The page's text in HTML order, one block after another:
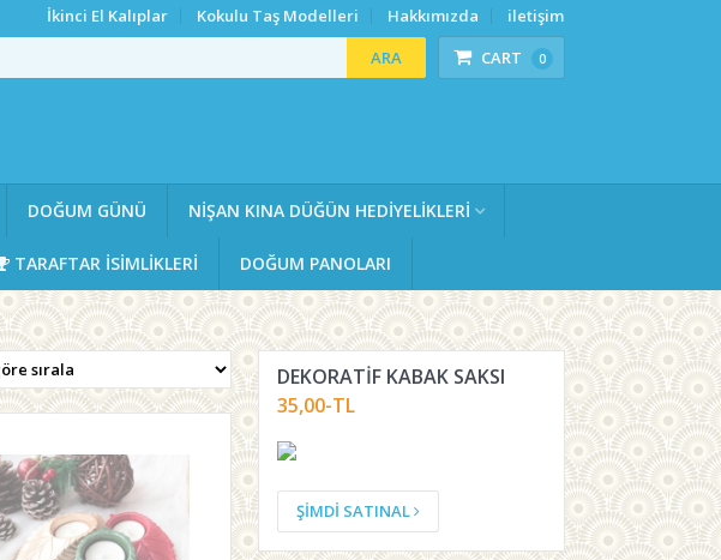
İkinci El Kalıplar Kokulu Taş Modelleri Hakkımızda
iletişim
CART
0
ARA
DOĞUM GÜNÜ NIŞAN KINA DÜĞÜN HEDIYELIKLERI
TARAFTAR ISIMLIKLERI DOĞUM PANOLARI
DEKORATIF KABAK SAKSI
35,00-TL
ŞİMDİ SATINAL